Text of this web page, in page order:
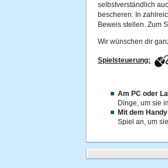
selbstverständlich
bescheren. In
Beweis stellen. Zum
Wir wünschen dir
Spielsteuerung:
Am PC oder
Dinge, um sie
Mit dem
Spiel an, um